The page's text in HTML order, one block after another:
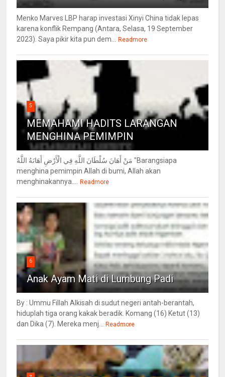
Menko Marves LBP harap investasi Xinyi China tidak lepas
karena konflik Rempang (Antara, Selasa, 19 September
2023). Saya pikir kita pun dem...
Readmore
5
MEMAHAMI HADITS LARANGAN
MENGHINA PEMIMPIN
مَنْ أَهَانَ سُلْطَانَ اللَّهِ فِي الْأَرْضِ أَهَانَهُ اللَّهُ "Barangsiapa
menghina pemimpin Allah di bumi, Allah akan
menghinakannya....
Readmore
6
Anak Ayam Mati di Lumbung Padi
By : Ummu Fillah Alkisah di sudut negeri antah-berantah,
hiduplah tiga orang kakak beradik. Komang (16) Ketut (13)
dan Dika (7). Mereka menj...
Readmore